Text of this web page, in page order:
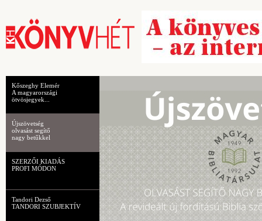
Kőszeghy Elemér
A magyarországi
ötvösjegyek...
Újszövetség
olvasást segítő
nagy betűkkel
SZERZŐI KIADÁS
PROFI MÓDON
Tandori Dezső
TANDORI SZUBJEKTÍV